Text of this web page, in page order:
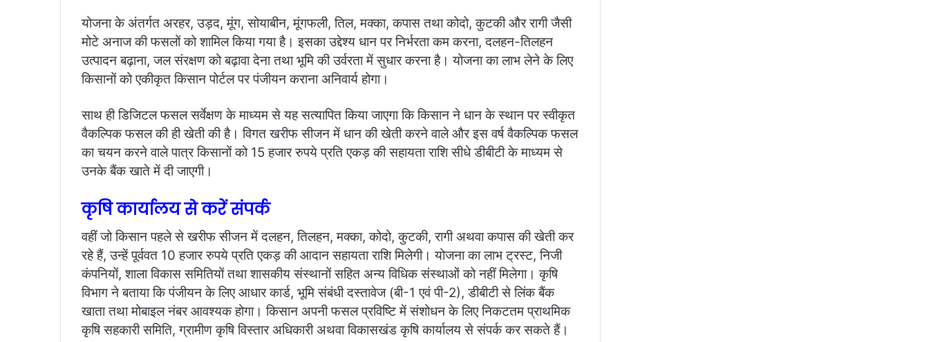
योजना के अंतर्गत अरहर, उड़द, मूंग, सोयाबीन, मूंगफली, तिल, मक्का, कपास तथा कोदो, कुटकी और रागी जैसी
मोटे अनाज की फसलों को शामिल किया गया है। इसका उद्देश्य धान पर निर्भरता कम करना, दलहन-तिलहन
उत्पादन बढ़ाना, जल संरक्षण को बढ़ावा देना तथा भूमि की उर्वरता में सुधार करना है। योजना का लाभ लेने के लिए
किसानों को एकीकृत किसान पोर्टल पर पंजीयन कराना अनिवार्य होगा।
साथ ही डिजिटल फसल सर्वेक्षण के माध्यम से यह सत्यापित किया जाएगा कि किसान ने धान के स्थान पर स्वीकृत
वैकल्पिक फसल की ही खेती की है। विगत खरीफ सीजन में धान की खेती करने वाले और इस वर्ष वैकल्पिक फसल
का चयन करने वाले पात्र किसानों को 15 हजार रुपये प्रति एकड़ की सहायता राशि सीधे डीबीटी के माध्यम से
उनके बैंक खाते में दी जाएगी।
कृषि कार्यालय से करें संपर्क
वहीं जो किसान पहले से खरीफ सीजन में दलहन, तिलहन, मक्का, कोदो, कुटकी, रागी अथवा कपास की खेती कर
रहे हैं, उन्हें पूर्ववत 10 हजार रुपये प्रति एकड़ की आदान सहायता राशि मिलेगी। योजना का लाभ ट्रस्ट, निजी
कंपनियों, शाला विकास समितियों तथा शासकीय संस्थानों सहित अन्य विधिक संस्थाओं को नहीं मिलेगा। कृषि
विभाग ने बताया कि पंजीयन के लिए आधार कार्ड, भूमि संबंधी दस्तावेज (बी-1 एवं पी-2), डीबीटी से लिंक बैंक
खाता तथा मोबाइल नंबर आवश्यक होगा।किसान अपनी फसल प्रविष्टि में संशोधन के लिए निकटतम प्राथमिक
कृषि सहकारी समिति, ग्रामीण कृषि विस्तार अधिकारी अथवा विकासखंड कृषि कार्यालय से संपर्क कर सकते हैं।